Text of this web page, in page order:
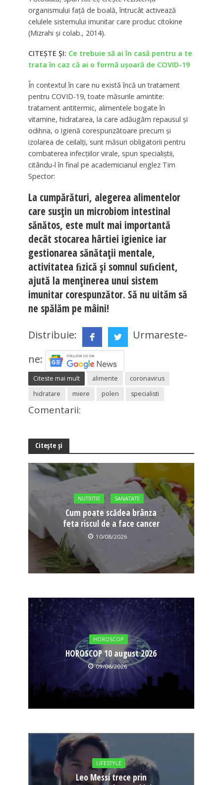
organismului faţă de boală, întrucât activează
celulele sistemului imunitar care produc citokine
(Mizrahi şi colab., 2014).
CITEȘTE ȘI: Ce trebuie să ai în casă pentru a te
trata în caz că ai o formă ușoară de COVID-19
În contextul în care nu există încă un tratament
pentru COVID-19, toate măsurile amintite:
tratament antitermic, alimentele bogate în
vitamine, hidratarea, la care adăugăm repausul şi
odihna, o igienă corespunzătoare precum şi
izolarea de ceilalţi, sunt măsuri obligatorii pentru
combaterea infecţiilor virale, spun specialiştii,
citându-l în final pe academicianul englez Tim
Spector:
La cumpărături, alegerea alimentelor
care susţin un microbiom intestinal
sănătos, este mult mai importantă
decât stocarea hârtiei igienice iar
gestionarea sănătaţii mentale,
activitatea ﬁzică şi somnul suﬁcient,
ajută la menţinerea unui sistem
imunitar corespunzător. Să nu uităm să
ne spălăm pe mâini!
Distribuie:
Urmareste-
ne:
Citeste mai mult alimente
coronavirus
hidratare
miere polen specialisti
Comentarii:
Citește și
NUTRITIE SANATATE
Cum poate scădea brânza
feta riscul de a face cancer
10/08/2026
HOROSCOP
HOROSCOP 10 august 2026
09/08/2026
LIFESTYLE
Leo Messi trece prin